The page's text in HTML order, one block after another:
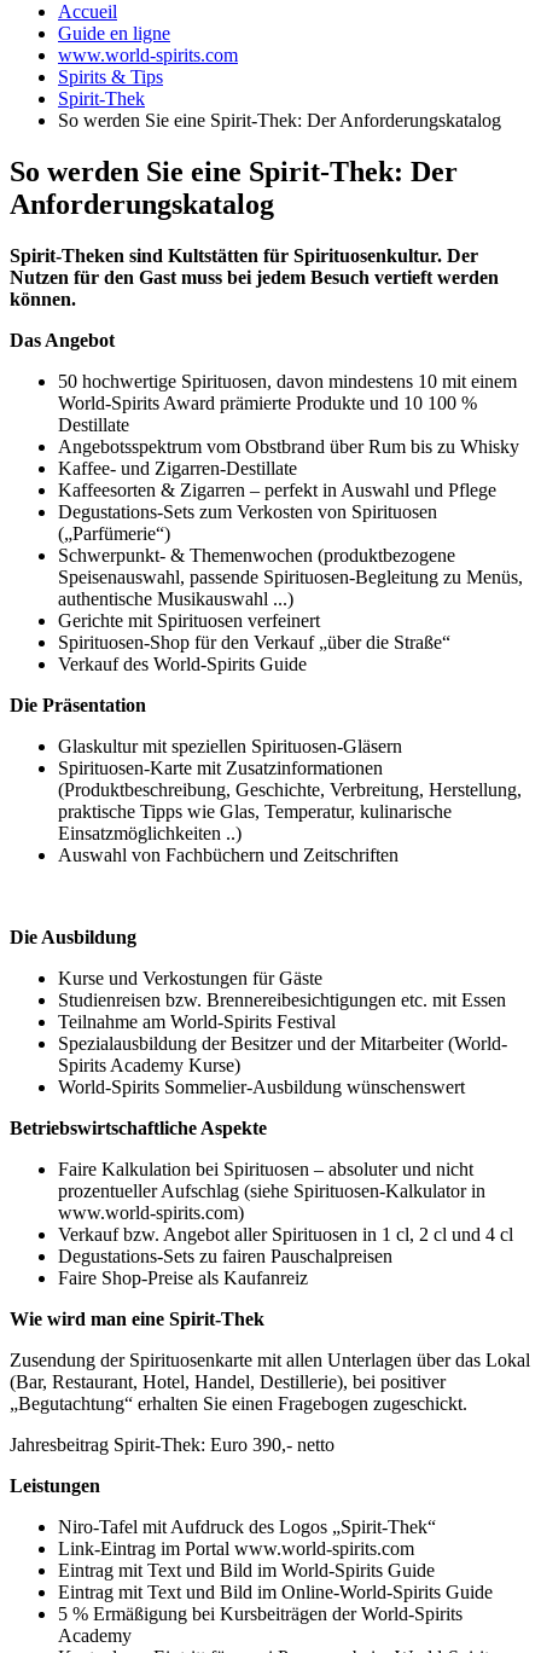
Accueil
Guide en ligne
www.world-spirits.com
Spirits & Tips
Spirit-Thek
So werden Sie eine Spirit-Thek: Der Anforderungskatalog
So werden Sie eine Spirit-Thek: Der
Anforderungskatalog
Spirit-Theken sind Kultstätten für Spirituosenkultur. Der
Nutzen für den Gast muss bei jedem Besuch vertieft werden
können.
Das Angebot
50 hochwertige Spirituosen, davon mindestens 10 mit einem
World-Spirits Award prämierte Produkte und 10 100 %
Destillate
Angebotsspektrum vom Obstbrand über Rum bis zu Whisky
Kaffee- und Zigarren-Destillate
Kaffeesorten & Zigarren – perfekt in Auswahl und Pflege
Degustations-Sets zum Verkosten von Spirituosen
(„Parfümerie“)
Schwerpunkt- & Themenwochen (produktbezogene
Speisenauswahl, passende Spirituosen-Begleitung zu Menüs,
authentische Musikauswahl ...)
Gerichte mit Spirituosen verfeinert
Spirituosen-Shop für den Verkauf „über die Straße“
Verkauf des World-Spirits Guide
Die Präsentation
Glaskultur mit speziellen Spirituosen-Gläsern
Spirituosen-Karte mit Zusatzinformationen
(Produktbeschreibung, Geschichte, Verbreitung, Herstellung,
praktische Tipps wie Glas, Temperatur, kulinarische
Einsatzmöglichkeiten ..)
Auswahl von Fachbüchern und Zeitschriften
Die Ausbildung
Kurse und Verkostungen für Gäste
Studienreisen bzw. Brennereibesichtigungen etc. mit Essen
Teilnahme am World-Spirits Festival
Spezialausbildung der Besitzer und der Mitarbeiter (World-
Spirits Academy Kurse)
World-Spirits Sommelier-Ausbildung wünschenswert
Betriebswirtschaftliche Aspekte
Faire Kalkulation bei Spirituosen – absoluter und nicht
prozentueller Aufschlag (siehe Spirituosen-Kalkulator in
www.world-spirits.com)
Verkauf bzw. Angebot aller Spirituosen in 1 cl, 2 cl und 4 cl
Degustations-Sets zu fairen Pauschalpreisen
Faire Shop-Preise als Kaufanreiz
Wie wird man eine Spirit-Thek
Zusendung der Spirituosenkarte mit allen Unterlagen über das Lokal
(Bar, Restaurant, Hotel, Handel, Destillerie), bei positiver
„Begutachtung“ erhalten Sie einen Fragebogen zugeschickt.
Jahresbeitrag Spirit-Thek: Euro 390,- netto
Leistungen
Niro-Tafel mit Aufdruck des Logos „Spirit-Thek“
Link-Eintrag im Portal www.world-spirits.com
Eintrag mit Text und Bild im World-Spirits Guide
Eintrag mit Text und Bild im Online-World-Spirits Guide
5 % Ermäßigung bei Kursbeiträgen der World-Spirits
Academy